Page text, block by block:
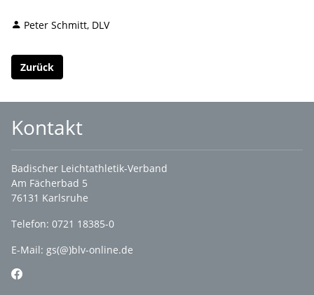
Peter Schmitt, DLV
Zurück
Kontakt
Badischer Leichtathletik-Verband
Am Fächerbad 5
76131 Karlsruhe
Telefon: 0721 18385-0
E-Mail: gs(@)blv-online.de